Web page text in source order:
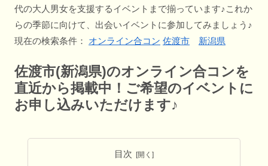
代の大人男女を支援するイベントまで揃っています♪これか
らの季節に向けて、出会いイベントに参加してみましょう♪
現在の検索条件： オンライン合コン 佐渡市 新潟県
佐渡市(新潟県)のオンライン合コンを
直近から掲載中！ご希望のイベントに
お申し込みいただけます♪
目次